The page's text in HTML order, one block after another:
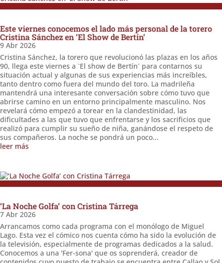
Este viernes conocemos el lado más personal de la torero
Cristina Sánchez en ‘El Show de Bertín’
9 Abr 2026
Cristina Sánchez, la torero que revolucionó las plazas en los años
90, llega este viernes a `El show de Bertín´ para contarnos su
situación actual y algunas de sus experiencias más increíbles,
tanto dentro como fuera del mundo del toro. La madrileña
mantendrá una interesante conversación sobre cómo tuvo que
abrirse camino en un entorno principalmente masculino. Nos
revelará cómo empezó a torear en la clandestinidad, las
dificultades a las que tuvo que enfrentarse y los sacrificios que
realizó para cumplir su sueño de niña, ganándose el respeto de
sus compañeros. La noche se pondrá un poco...
leer más
‘La Noche Golfa’ con Cristina Tárrega
7 Abr 2026
Arrancamos como cada programa con el monólogo de Miguel
Lago. Esta vez el cómico nos cuenta cómo ha sido la evolución de
la televisión, especialmente de programas dedicados a la salud.
Conocemos a una 'Fer-sona' que os soprenderá, creador de